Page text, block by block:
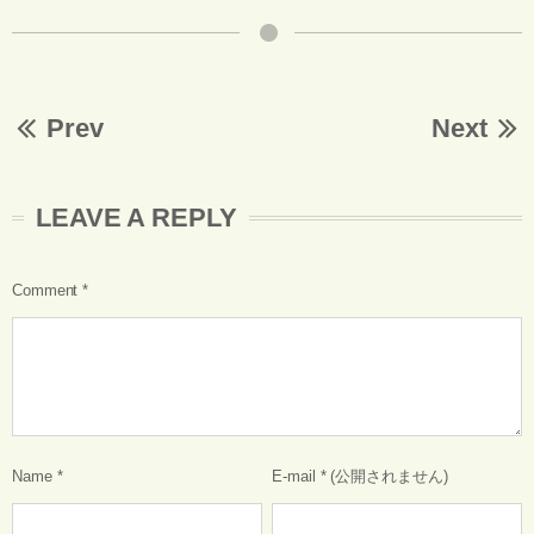
Prev Next
LEAVE A REPLY
Comment *
Name * E-mail *(公開されません)